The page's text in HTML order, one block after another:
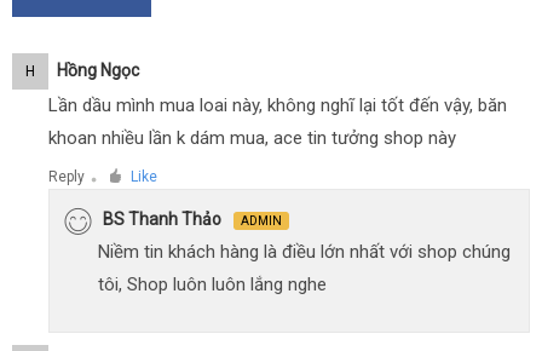
H Hồng Ngọc
Lần dầu mình mua loai này, không nghĩ lại tốt đến vậy, băn
khoan nhiều lần k dám mua, ace tin tưởng shop này
Reply ● Like
BS Thanh Thảo ADMIN
Niềm tin khách hàng là điều lớn nhất với shop chúng
tôi, Shop luôn luôn lắng nghe